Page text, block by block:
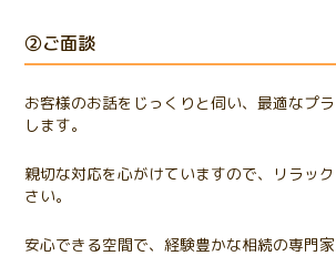
②ご面談
お客様のお話をじっくりと伺い、最適なプ
します。
親切な対応を心がけていますので、リラッ
さい。
安心できる空間で、経験豊かな相続の専門